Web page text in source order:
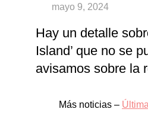
Hay un detalle
Island’ que no se
avisamos sobre la
Más noticias –